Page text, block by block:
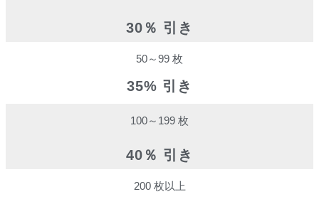
30％ 引き
50～99 枚
35% 引き
100～199 枚
40％ 引き
200 枚以上